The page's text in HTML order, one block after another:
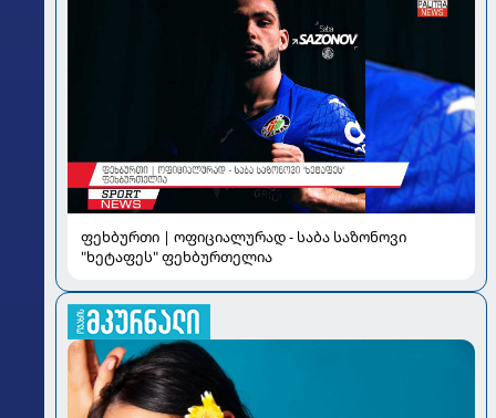
ფეხბურთი | ოფიციალურად - საბა საზონოვი
"ხეტაფეს" ფეხბურთელია